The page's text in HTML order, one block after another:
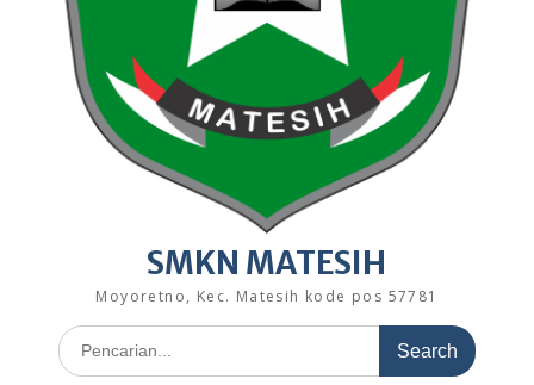
SMKN MATESIH
Moyoretno, Kec. Matesih kode pos 57781
Search
for: